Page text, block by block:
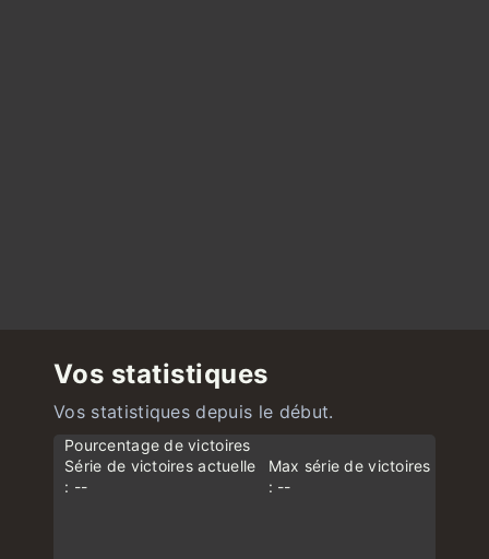
Vos statistiques
Vos statistiques depuis le début.
Pourcentage de victoires
Série de victoires actuelle
: --
Max série de victoires
: --